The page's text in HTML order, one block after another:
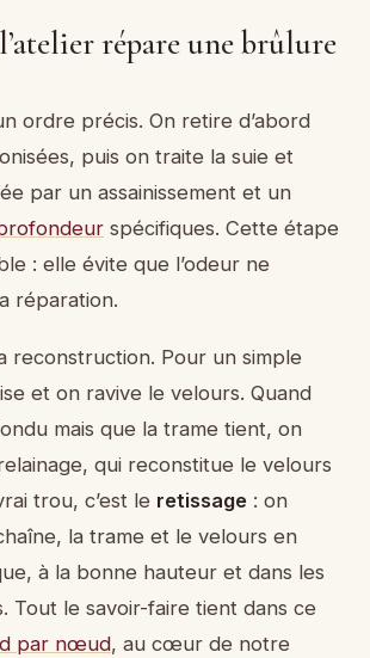
répare une brûlure
ordre précis. On retire d’abord
puis on traite la suie et
par un assainissement et un
spécifiques. Cette étape
: elle évite que l’odeur ne
réparation.
reconstruction. Pour un simple
et on ravive le velours. Quand
mais que la trame tient, on
qui reconstitue le velours
trou, c’est le retissage : on
la trame et le velours en
à la bonne hauteur et dans les
Tout le savoir-faire tient dans ce
par nœud, au cœur de notre